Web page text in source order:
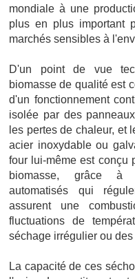
mondiale à une
plus en plus important
marchés sensibles à
D'un point de vue
biomasse de qualité est
d'un fonctionnement
isolée par des
les pertes de chaleur, et
acier inoxydable ou
four lui-même est conçu
biomasse, grâce à
automatisés qui
assurent une
fluctuations de
séchage irrégulier ou
La capacité de ces